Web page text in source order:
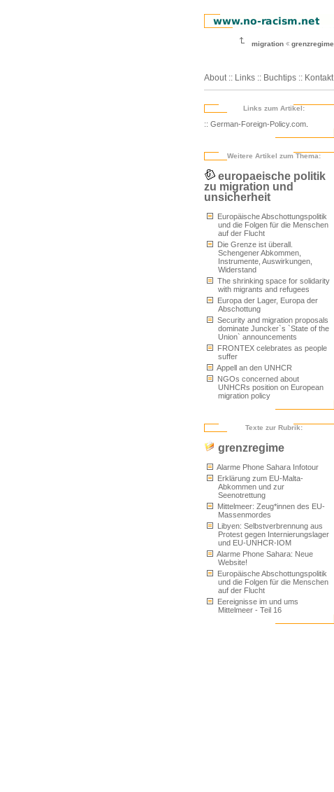
migration grenzregime
About :: Links :: Buchtips :: Kontakt
Links zum Artikel:
:: German-Foreign-Policy.com
Weitere Artikel zum Thema:
europaeische politik
zu migration und
unsicherheit
Europäische Abschottungspolitik
und die Folgen für die Menschen
auf der Flucht
Die Grenze ist überall.
Schengener Abkommen,
Instrumente, Auswirkungen,
Widerstand
The shrinking space for solidarity
with migrants and refugees
Europa der Lager, Europa der
Abschottung
Security and migration proposals
dominate Juncker`s `State of the
Union` announcements
FRONTEX celebrates as people
suffer
Appell an den UNHCR
NGOs concerned about
UNHCRs position on European
migration policy
Texte zur Rubrik:
grenzregime
Alarme Phone Sahara Infotour
Erklärung zum EU-Malta-
Abkommen und zur
Seenotrettung
Mittelmeer: Zeug*innen des EU-
Massenmordes
Libyen: Selbstverbrennung aus
Protest gegen Internierungslager
und EU-UNHCR-IOM
Alarme Phone Sahara: Neue
Website!
Europäische Abschottungspolitik
und die Folgen für die Menschen
auf der Flucht
Eereignisse im und ums
Mittelmeer - Teil 16